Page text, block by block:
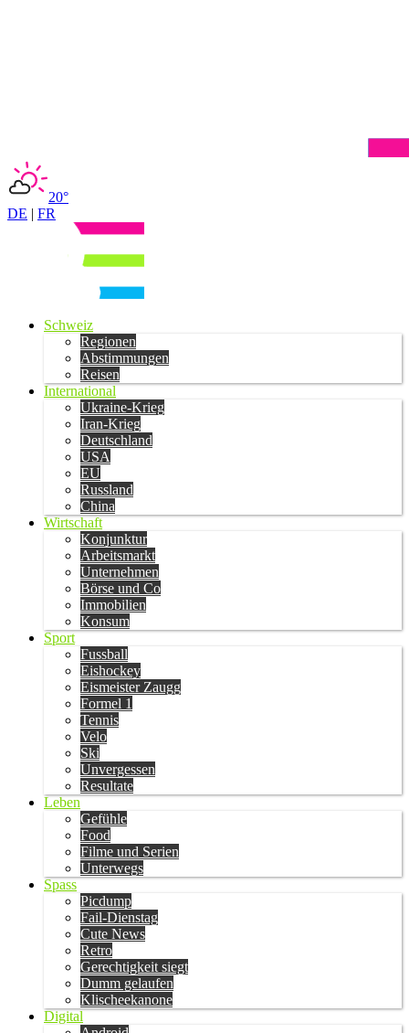
20°
DE | FR
Schweiz
Regionen
Abstimmungen
Reisen
International
Ukraine-Krieg
Iran-Krieg
Deutschland
USA
EU
Russland
China
Wirtschaft
Konjunktur
Arbeitsmarkt
Unternehmen
Börse und Co
Immobilien
Konsum
Sport
Fussball
Eishockey
Eismeister Zaugg
Formel 1
Tennis
Velo
Ski
Unvergessen
Resultate
Leben
Gefühle
Food
Filme und Serien
Unterwegs
Spass
Picdump
Fail-Dienstag
Cute News
Retro
Gerechtigkeit siegt
Dumm gelaufen
Klischeekanone
Digital